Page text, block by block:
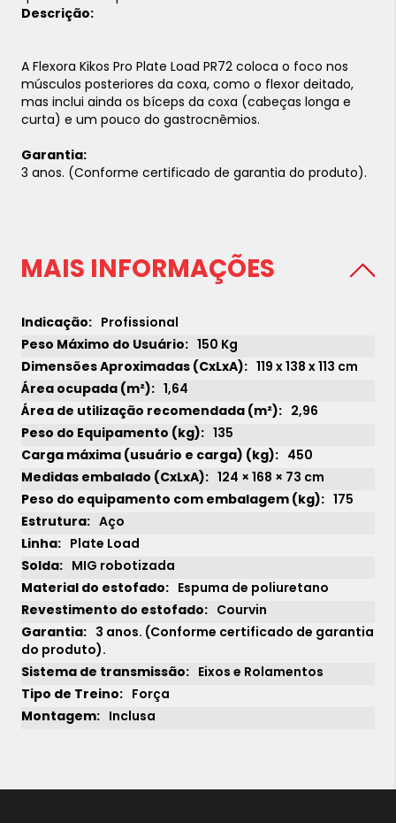
Descrição:
A Flexora Kikos Pro Plate Load PR72 coloca o foco nos
músculos posteriores da coxa, como o flexordeitado,
mas inclui ainda os bíceps da coxa (cabeças longa e
curta) e um pouco do gastrocnêmios.
Garantia:
3 anos. (Conforme certificado de garantia do produto).
MAIS INFORMAÇÕES
Profissional
150 Kg
119 x 138 x 113 cm
1,64
2,96
135
450
124 × 168 × 73 cm
175
Aço
Plate Load
MIG robotizada
Espuma de poliuretano
Courvin
3 anos. (Conforme certificado de garantia
do produto).
Eixos e Rolamentos
Força
Inclusa